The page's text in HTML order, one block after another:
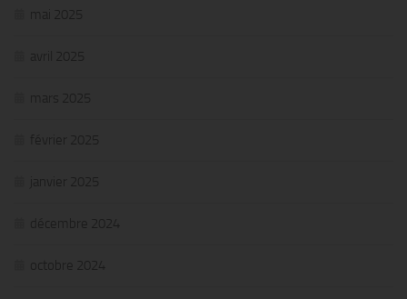
mai 2025
avril 2025
mars 2025
février 2025
janvier 2025
décembre 2024
octobre 2024